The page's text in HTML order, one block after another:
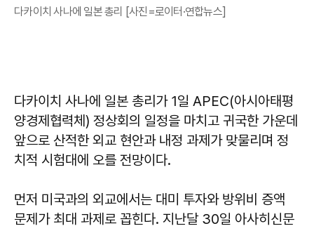
다카이치 사나에 일본 총리 [사진=로이터·연합뉴스]
다카이치 사나에 일본 총리가 1일 APEC(아시아태평
양경제협력체) 정상회의 일정을 마치고 귀국한 가운데
앞으로 산적한 외교 현안과 내정 과제가 맞물리며 정
치적 시험대에 오를 전망이다.
먼저 미국과의 외교에서는 대미 투자와 방위비 증액
문제가 최대 과제로 꼽힌다. 지난달 30일 아사히신문